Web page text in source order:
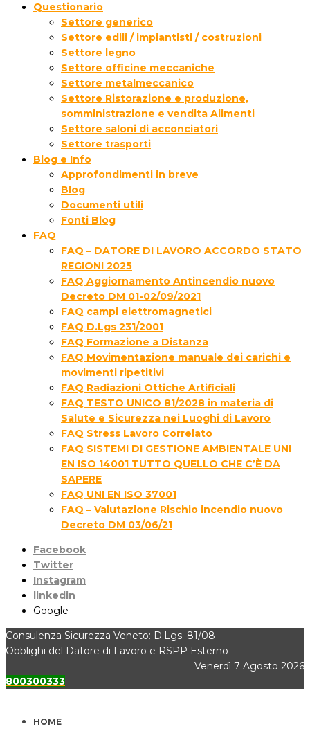
Questionario
Settore generico
Settore edili / impiantisti / costruzioni
Settore legno
Settore officine meccaniche
Settore metalmeccanico
Settore Ristorazione e produzione,
somministrazione e vendita Alimenti
Settore saloni di acconciatori
Settore trasporti
Blog e Info
Approfondimenti in breve
Blog
Documenti utili
Fonti Blog
FAQ
FAQ – DATORE DI LAVORO ACCORDO STATO
REGIONI 2025
FAQ Aggiornamento Antincendio nuovo
Decreto DM 01-02/09/2021
FAQ campi elettromagnetici
FAQ D.Lgs 231/2001
FAQ Formazione a Distanza
FAQ Movimentazione manuale dei carichi e
movimenti ripetitivi
FAQ Radiazioni Ottiche Artificiali
FAQ TESTO UNICO 81/2028 in materia di
Salute e Sicurezza nei Luoghi di Lavoro
FAQ Stress Lavoro Correlato
FAQ SISTEMI DI GESTIONE AMBIENTALE UNI
EN ISO 14001 TUTTO QUELLO CHE C’È DA
SAPERE
FAQ UNI EN ISO 37001
FAQ – Valutazione Rischio incendio nuovo
Decreto DM 03/06/21
Facebook
Twitter
Instagram
linkedin
Google
Consulenza Sicurezza Veneto: D.Lgs. 81/08
Obblighi del Datore di Lavoro e RSPP Esterno
Venerdì 7 Agosto 2026
800300333
HOME